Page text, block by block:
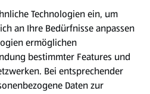
Technologien ein, um
an Ihre Bedürfnisse anpassen
ermöglichen
bestimmter Features und
Bei entsprechender
Daten zur